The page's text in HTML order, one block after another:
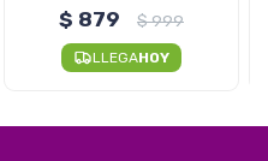
PS4 Slim OY
$ 879 $999
LLEGAHOY